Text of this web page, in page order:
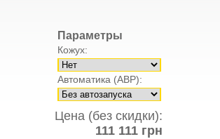
Параметры
Кожух:
Автоматика (АВР):
Цена (без скидки):
111 111 грн